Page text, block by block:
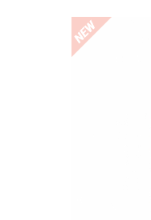
• 顯示電池電
• 方便攜帶，
• 易於使...